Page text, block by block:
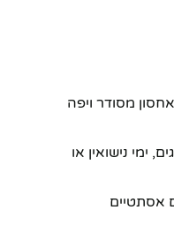
מסודר ויפה
ימי נישואין או
אסתטיים